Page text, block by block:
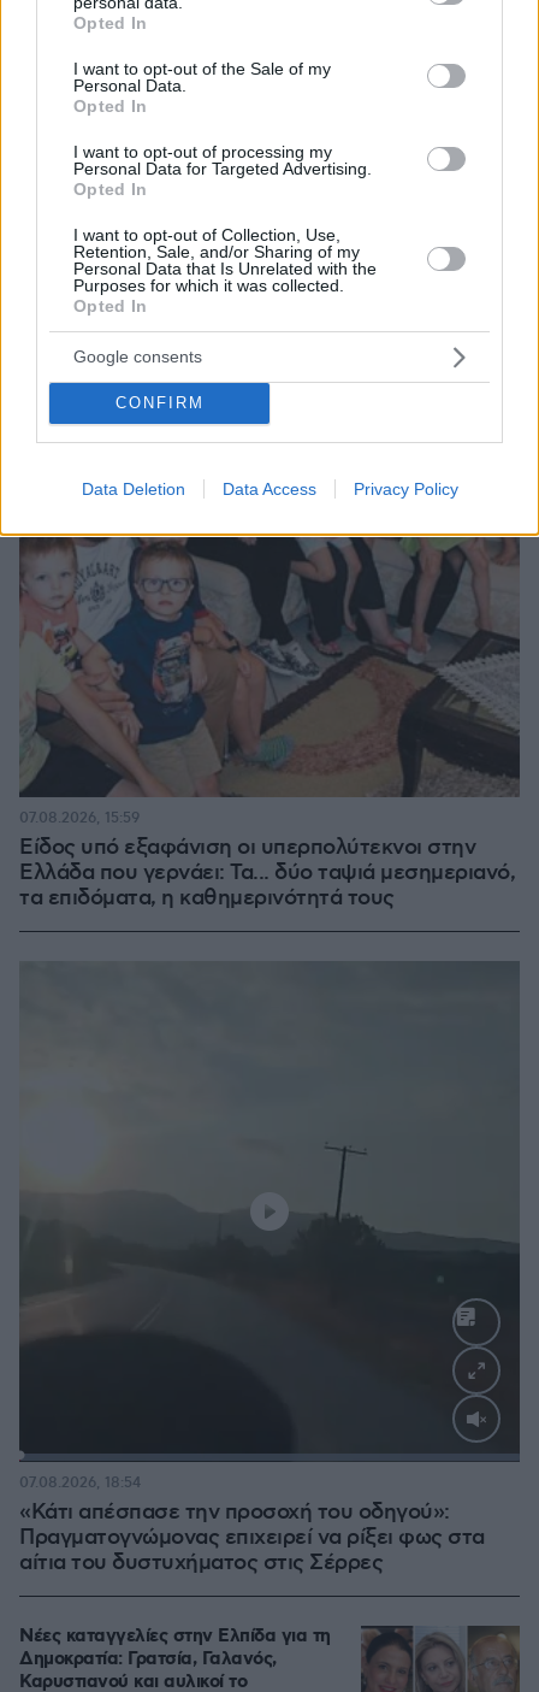
grant or deny consent to Google and its third-party tags to
use your data for below specified purposes in below Google
consent section.
Opted In
I want to opt-out of the Sale of my
Personal Data.
Opted In
I want to opt-out of processing my
Personal Data for Targeted Advertising.
Opted In
I want to opt-out of Collection, Use,
Retention, Sale, and/or Sharing of my
Personal Data that Is Unrelated with the
Purposes for which it was collected.
Opted In
Google consents
CONFIRM
Data Deletion Data Access Privacy Policy
«Πόσα θέλεις για το κορίτσι;»: Τουρίστας στην
καταγγέλλει ο ιδιοκτήτης επιχείρησης
07.08.2026, 18:22
Είδος υπό εξαφάνιση οι υπερπολύτεκνοι στην
Ελλάδα που γερνάει: Τα... δύο ταψιά μεσημεριανό,
τα επιδόματα, η καθημερινότητά τους
07.08.2026, 15:59
Loaded:
«Κάτι απέσπασε την προσοχή του οδηγού»:
Πραγματογνώμονας επιχειρεί να ρίξει φως στα
αίτια του δυστυχήματος στις Σέρρες
07.08.2026, 18:54
Νέες καταγγελίες στην Ελπίδα για τη
Δημοκρατία: Γρατσία, Γαλανός,
Καρυστιανού και αυλικοί το